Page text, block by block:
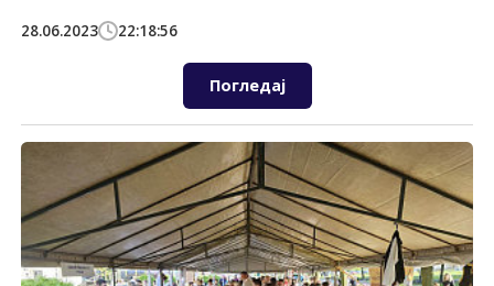
28.06.2023 22:18:56
Погледај